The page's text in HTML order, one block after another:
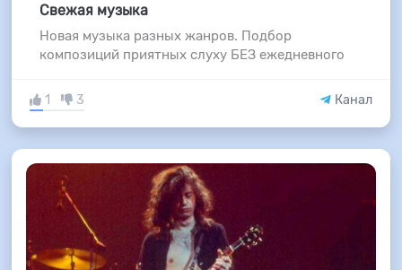
Свежая музыка
Новая музыка разных жанров. Подбор
композиций приятных слуху БЕЗ ежедневного
1 3 Канал